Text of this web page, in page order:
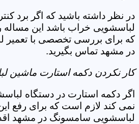
در نظر داشته باشید که اگر برد
لباسشویی خراب باشد این
که برای بررسی تخصصی با
در مشهد تماس بگیرید.
کار نکردن دکمه استارت ماشین
اگر دکمه استارت در دستگاه
نمی کند لازم است که برای رفع
لباسشویی سامسونگ در مشهد